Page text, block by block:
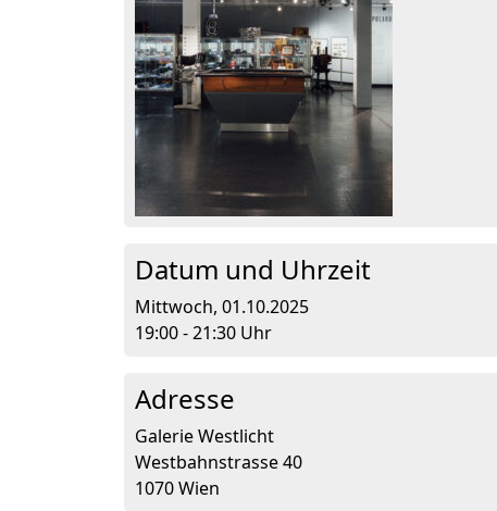
Datum und Uhrzeit
Mittwoch, 01.10.2025
19:00 - 21:30 Uhr
Adresse
Galerie Westlicht
Westbahnstrasse 40
1070 Wien